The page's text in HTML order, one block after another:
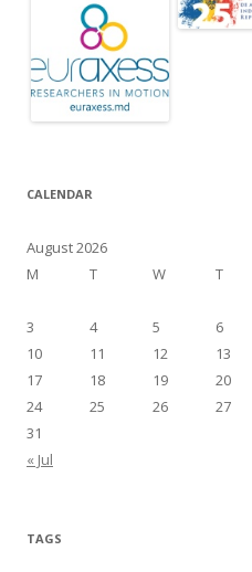
CALENDAR
August 2026
M
T W T
« Jul
3
4 5 6
10
11 12 13
17
18 19 20
24
25 26 27
31
TAGS